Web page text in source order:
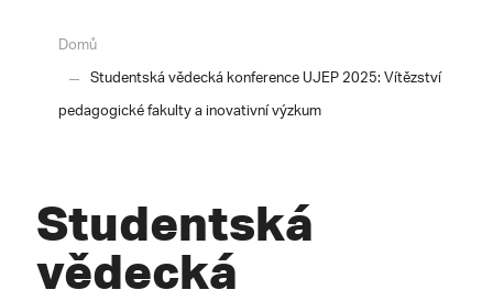
Domů
Studentská vědecká konference UJEP 2025: Vítězství
pedagogické fakulty a inovativní výzkum
Studentská
vědecká